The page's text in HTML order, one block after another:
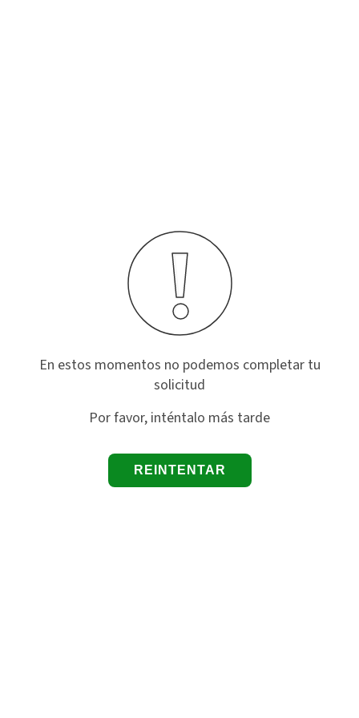
En estos momentos no podemos completar tu
solicitud
Por favor, inténtalo más tarde
REINTENTAR